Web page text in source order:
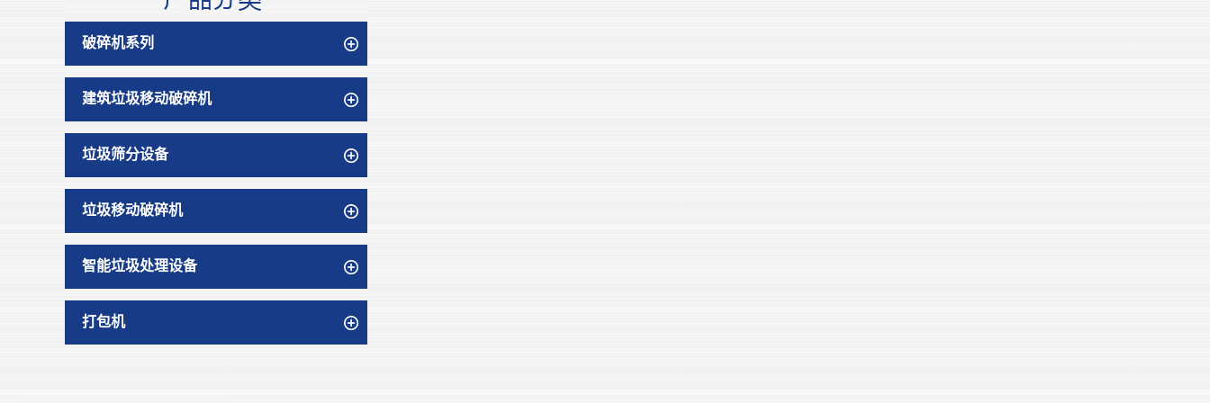
破碎机系列
建筑垃圾移动破碎机
垃圾筛分设备
垃圾移动破碎机
智能垃圾处理设备
打包机